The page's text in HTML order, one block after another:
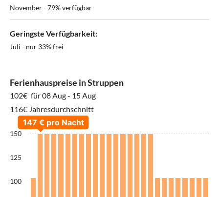
November - 79% verfügbar
Geringste Verfügbarkeit:
Juli - nur 33% frei
Ferienhauspreise in Struppen
102€ für 08 Aug - 15 Aug
116€ Jahresdurchschnitt
150
125
100